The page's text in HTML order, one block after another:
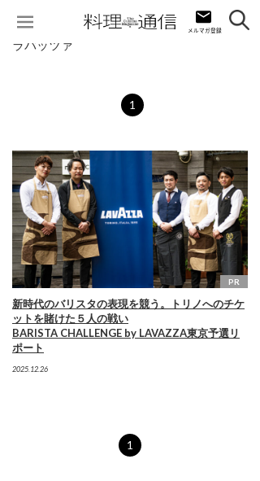
ラバッツァ
1
PR
新時代のバリスタの表現を競う。トリノへのチケ
ットを賭けた５人の戦い
BARISTA CHALLENGE by LAVAZZA東京予選リ
ポート
2025.12.26
1